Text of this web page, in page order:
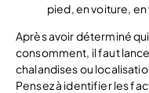
pied, en voiture,
Après avoir déterminé
consomment, il faut
chalandises ou
Pensez à identifier les